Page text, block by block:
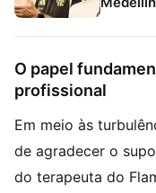
O papel
profissional
Em meio às
de agradecer o
do terapeuta do